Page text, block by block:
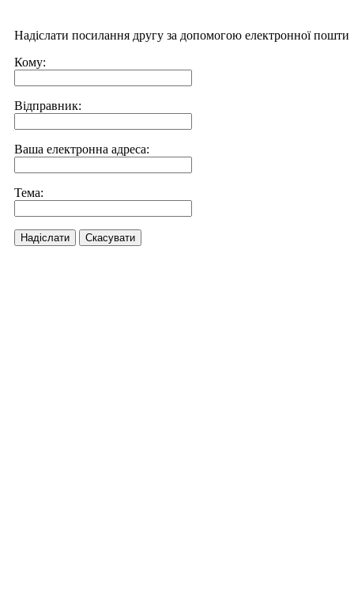
Надіслати посилання другу за допомогою електронної пошти
Кому:
Відправник:
Ваша електронна адреса:
Тема:
Надіслати Скасувати